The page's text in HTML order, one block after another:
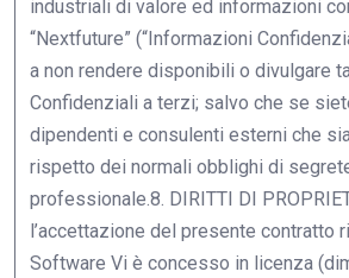
industriali di valore ed informazioni
“Nextfuture” (“Informazioni
a non rendere disponibili o divulgare
Confidenziali a terzi; salvo che se
dipendenti e consulenti esterni che
rispetto dei normali obblighi di
professionale.8. DIRITTI DI
l’accettazione del presente contratto
Software Vi è concesso in licenza